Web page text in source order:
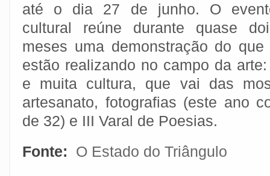
até o dia 27 de junho. O
cultural reúne durante quase
meses uma demonstração do
estão realizando no campo da
e muita cultura, que vai das
artesanato, fotografias (este ano
de 32) e III Varal de Poesias.
Fonte:
O Estado do Triângulo